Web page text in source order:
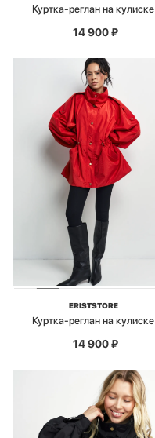
Куртка-реглан на кулиске
14 900₽
ERISTSTORE
Куртка-реглан на кулиске
14 900₽